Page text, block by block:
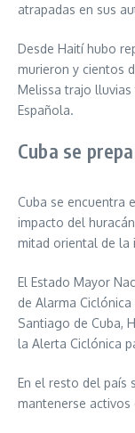
atrapadas en sus
Desde Haití hubo
murieron y cientos
Melissa trajo
Española.
Cuba se
Cuba se encuentra
impacto del
mitad oriental de la
El Estado Mayor
de Alarma
Santiago de Cuba,
la Alerta Ciclónica
En el resto del país
mantenerse activos